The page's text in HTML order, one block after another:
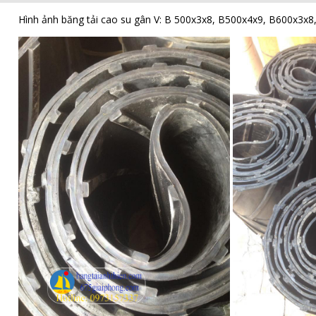
Hình ảnh băng tải cao su gân V: B 500x3x8, B500x4x9,